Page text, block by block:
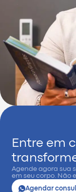
Entre em
Agende agora sua
em seu corpo. Não
Agendar